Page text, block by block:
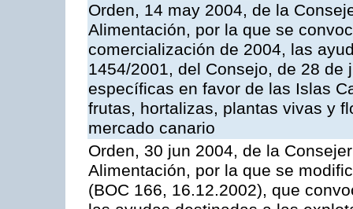
Orden, 14 may 2004, de la
Alimentación, por la que se
comercialización de 2004, las
1454/2001, del Consejo, de 28 de
específicas en favor de las Islas
frutas, hortalizas, plantas vivas y
mercado canario
Orden, 30 jun 2004, de la
Alimentación, por la que se
(BOC 166, 16.12.2002), que